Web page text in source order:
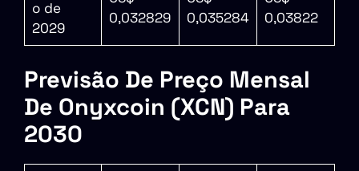
o de
2029
0,032829
0,035284
0,03822
Previsão De Preço Mensal
De Onyxcoin (XCN) Para
2030